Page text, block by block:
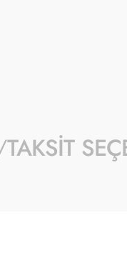
TAKSIT